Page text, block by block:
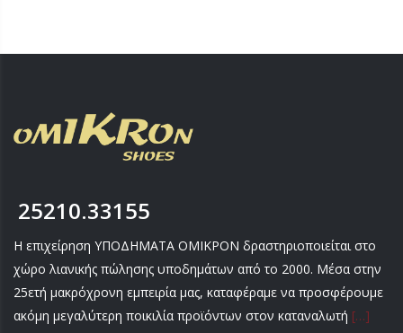
25210.33155
Η επιχείρηση ΥΠΟΔΗΜΑΤΑ ΟΜΙΚΡΟΝ δραστηριοποιείται στο
χώρο λιανικής πώλησης υποδημάτων από το 2000. Μέσα στην
25ετή μακρόχρονη εμπειρία μας, καταφέραμε να προσφέρουμε
ακόμη μεγαλύτερη ποικιλία προϊόντων στον καταναλωτή […]